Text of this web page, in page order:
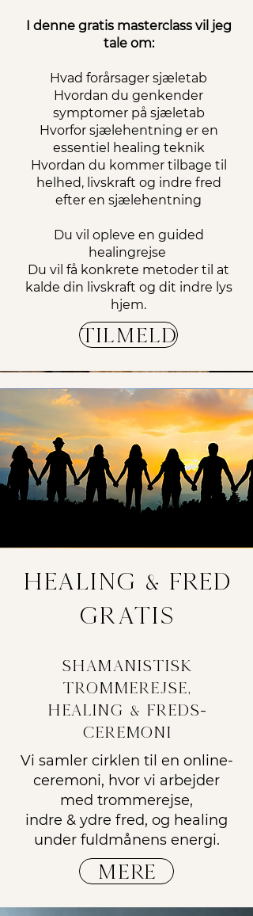
I denne gratis masterclass vil jeg
tale om:
Hvad forårsager sjæletab
Hvordan du genkender
symptomer på sjæletab
Hvorfor sjælehentning er en
essentiel healing teknik
Hvordan du kommer tilbage til
helhed, livskraft og indre fred
efter en sjælehentning
Du vil opleve en guided
healingrejse
Du vil få konkrete metoder til at
kalde din livskraft og dit indre lys
hjem.
tiLMELD
healing & FRED
gratis
Shamanistisk
trommerejse,
healing & freds-
ceremoni
Vi samler cirklen til en online-
ceremoni, hvor vi arbejder
med trommerejse,
indre & ydre fred, og healing
under fuldmånens energi.
MERE